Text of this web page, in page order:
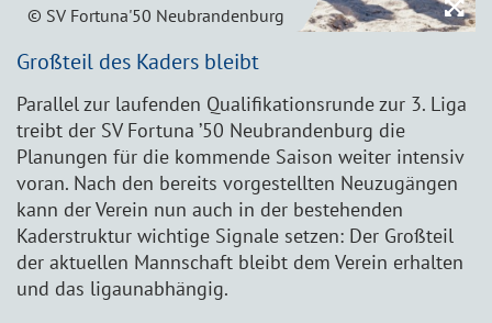
© SV Fortuna'50 Neubrandenburg
Großteil des Kaders bleibt
Parallel zur laufenden Qualifikationsrunde zur 3. Liga
treibt der SV Fortuna ’50 Neubrandenburg die
Planungen für die kommende Saison weiter intensiv
voran. Nach den bereits vorgestellten Neuzugängen
kann der Verein nun auch in der bestehenden
Kaderstruktur wichtige Signale setzen: Der Großteil
der aktuellen Mannschaft bleibt dem Verein erhalten
und das ligaunabhängig.